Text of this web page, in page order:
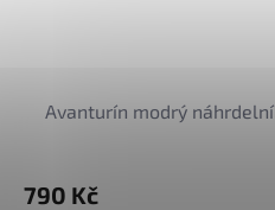
Avanturín modrý
790 Kč